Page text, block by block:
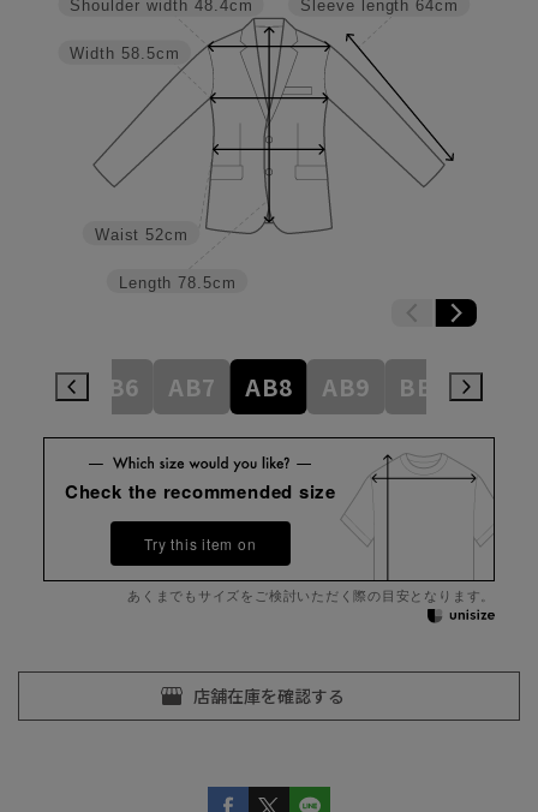
Sleeve length 64cm
Length 78.5cm
Waist 52cm
Width 58.5cm
Shoulder width 48.4cm
AB6 AB7 AB8 AB9 BE3
Check the recommended size
Try this item on
あくまでもサイズをご検討いただく際の目安となります。